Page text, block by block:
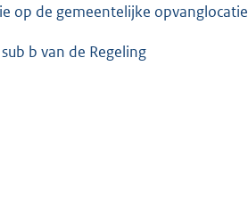
op de gemeentelijke opvanglocatie
b van de Regeling